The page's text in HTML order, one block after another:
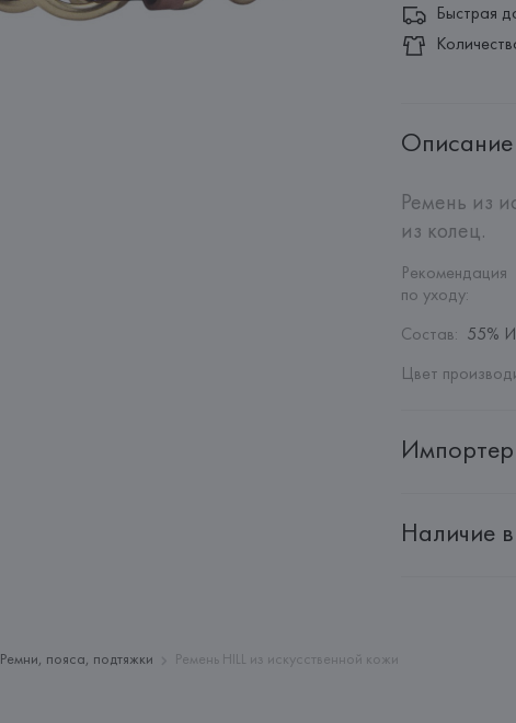
Быстрая
Описание
Ремень из
из колец.
Рекомендация
по уходу:
Состав: 55%
Цвет
Импортер
Адрес:
Наличие
Ремни, пояса, подтяжки Ремень HILL из искусственной кожи